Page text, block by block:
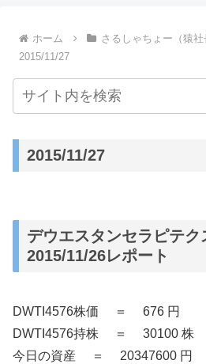
ホーム
さるしゃちょー（猿
2015/11/27
2015/11/27
デウエスタンセラピテク
2015/11/26レポート
DWTI4576株価 ＝ 676 円
DWTI4576持株 ＝ 30100 株
今日の資産 ＝ 20347600 円